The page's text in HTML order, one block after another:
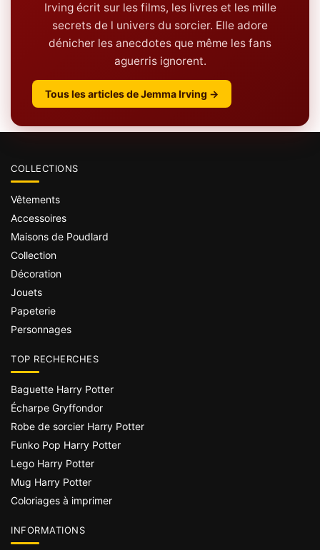
Irving écrit sur les films, les livres et les mille
secrets de l univers du sorcier. Elle adore
dénicher les anecdotes que même les fans
aguerris ignorent.
Tous les articles de Jemma Irving →
COLLECTIONS
Vêtements
Accessoires
Maisons de Poudlard
Collection
Décoration
Jouets
Papeterie
Personnages
TOP RECHERCHES
Baguette Harry Potter
Écharpe Gryffondor
Robe de sorcier Harry Potter
Funko Pop Harry Potter
Lego Harry Potter
Mug Harry Potter
Coloriages à imprimer
INFORMATIONS